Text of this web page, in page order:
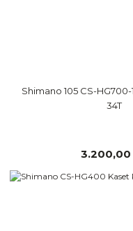
Shimano 105 CS-HG700-
34T
3.200,00